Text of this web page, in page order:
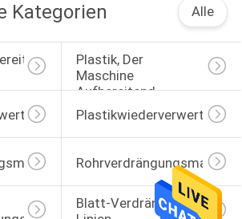
Kategorien Alle
Plastik, Der
Maschine
Aufbereitend
Pelletisiert
Blatt-Verdrängungs-